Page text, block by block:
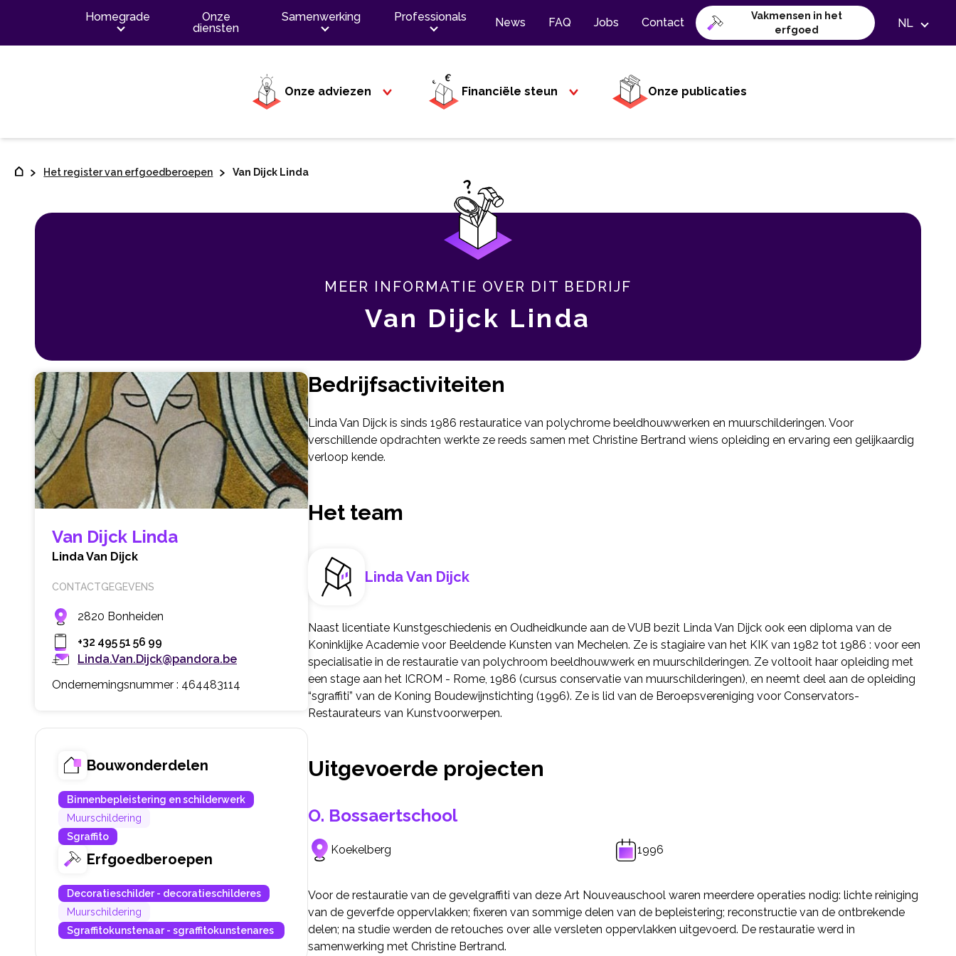
Homegrade
Onze
diensten
Samenwerking Professionals News FAQ Jobs Contact
Vakmensen in het
erfgoed
NL
Onze adviezen Financiële steun Onze publicaties
Het register van erfgoedberoepen Van Dijck Linda
MEER INFORMATIE OVER DIT BEDRIJF
Van Dijck Linda
Van Dijck Linda
Linda Van Dijck
CONTACTGEGEVENS
2820 Bonheiden
+32 495 51 56 99
Linda.Van.Dijck@pandora.be
Ondernemingsnummer : 464483114
Bouwonderdelen
Binnenbepleistering en schilderwerk
Muurschildering
Sgraffito
Erfgoedberoepen
Decoratieschilder - decoratieschilderes
Muurschildering
Sgraffitokunstenaar - sgraffitokunstenares
Bedrijfsactiviteiten
Linda Van Dijck is sinds 1986 restauratice van polychrome beeldhouwwerken en muurschilderingen. Voor
verschillende opdrachten werkte ze reeds samen met Christine Bertrand wiens opleiding en ervaring een gelijkaardig
verloop kende.
Het team
Linda Van Dijck
Naast licentiate Kunstgeschiedenis en Oudheidkunde aan de VUB bezit Linda Van Dijck ook een diploma van de
Koninklijke Academie voor Beeldende Kunsten van Mechelen. Ze is stagiaire van het KIK van 1982 tot 1986 : voor een
specialisatie in de restauratie van polychroom beeldhouwwerk en muurschilderingen. Ze voltooit haar opleiding met
een stage aan het ICROM - Rome, 1986 (cursus conservatie van muurschilderingen), en neemt deel aan de opleiding
“sgraffiti” van de Koning Boudewijnstichting (1996). Ze is lid van de Beroepsvereniging voor Conservators-
Restaurateurs van Kunstvoorwerpen.
Uitgevoerde projecten
O. Bossaertschool
Koekelberg 1996
Voor de restauratie van de gevelgraffiti van deze Art Nouveauschool waren meerdere operaties nodig: lichte reiniging
van de geverfde oppervlakken; fixeren van sommige delen van de bepleistering; reconstructie van de ontbrekende
delen; na studie werden de retouches over alle versleten oppervlakken uitgevoerd. De restauratie werd in
samenwerking met Christine Bertrand.